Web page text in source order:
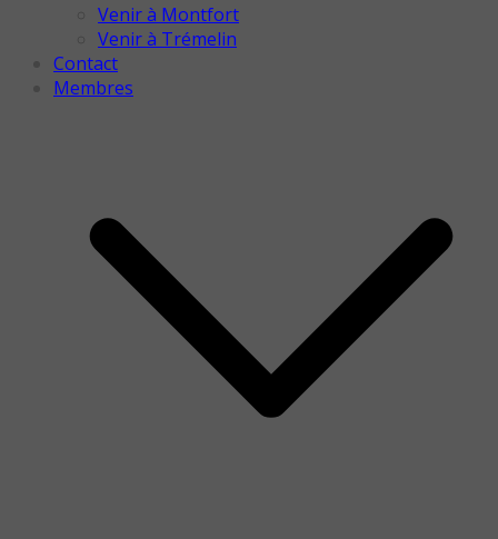
Venir à Montfort
Venir à Trémelin
Contact
Membres